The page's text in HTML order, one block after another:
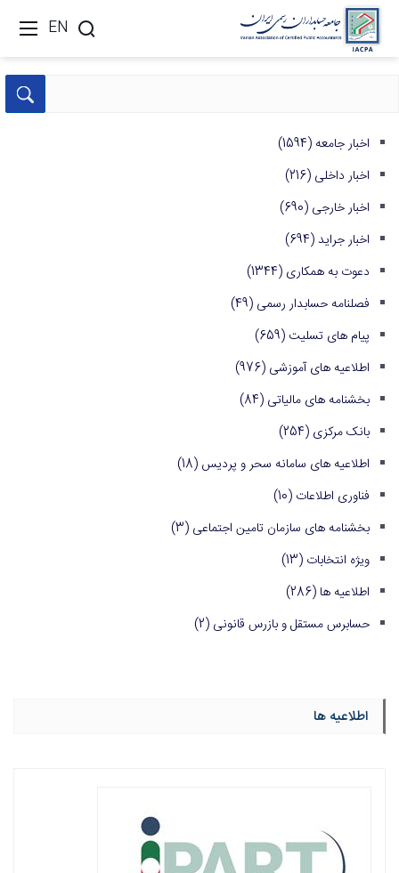
EN
اخبار جامعه (1594)
اخبار داخلی (216)
اخبار خارجی (690)
اخبار جراید(694)
دعوت به همکاری (1344)
فصلنامه حسابدار رسمی (49)
پیام های تسلیت (659)
اطلاعیه های آموزشی (976)
بخشنامه های مالیاتی (84)
بانک مرکزی (254)
اطلاعیه های سامانه سحر و پردیس (18)
فناوری اطلاعات (10)
بخشنامه های سازمان تامین اجتماعی (3)
ویژه انتخابات (13)
اطلاعیه ها (286)
حسابرس مستقل و بازرس قانونی (2)
اطلاعیه ها